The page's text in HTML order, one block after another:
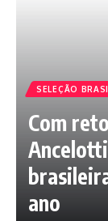
SELEÇÃO
Com
ano